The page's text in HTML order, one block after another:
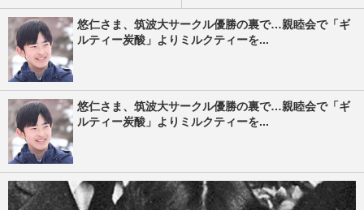
悠仁さま、筑波大サークル優勝の裏で…親睦会で「ギ
ルティー炭酸」よりミルクティーを...
悠仁さま、筑波大サークル優勝の裏で…親睦会で「ギ
ルティー炭酸」よりミルクティーを...